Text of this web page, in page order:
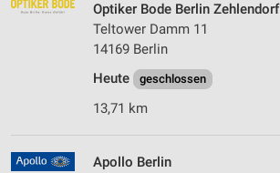
Optiker Bode Berlin Zehlendorf
Teltower Damm 11
14169 Berlin
Heute
geschlossen
13,71 km
Apollo Berlin